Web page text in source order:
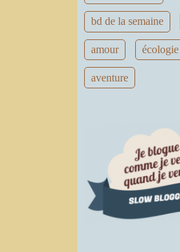
bd de la semaine
amour écologie
aventure